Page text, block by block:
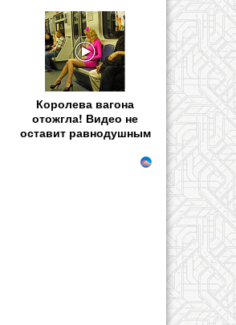
Королева вагона
отожгла! Видео не
оставит равнодушным